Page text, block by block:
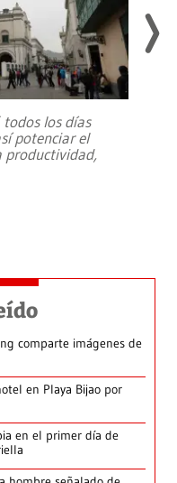
todos los días
potenciar el
productividad,
comparte imágenes de
en Playa Bijao por
en el primer día de